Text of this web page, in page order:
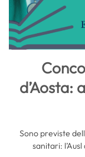
d’Aosta:
Sono previste
sanitari: